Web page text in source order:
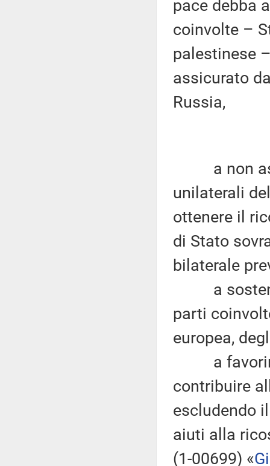
pace debba
coinvolte –
palestinese
assicurato
Russia,
a non
unilaterali
ottenere il
di Stato
bilaterale
a
parti
europea,
a favorire
contribuire
escludendo
aiuti alla
(1-00699) «